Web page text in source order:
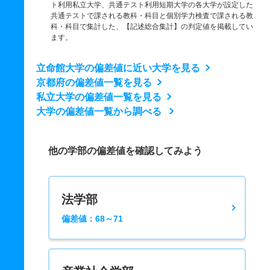
ト利用私立大学、共通テスト利用短期大学の各大学が設定した
共通テストで課される教科・科目と個別学力検査で課される教
科・科目で集計した、【記述総合集計】の判定値を掲載してい
ます。
立命館大学の偏差値に近い大学を見る
京都府の偏差値一覧を見る
私立大学の偏差値一覧を見る
大学の偏差値一覧から調べる
他の学部の偏差値を確認してみよう
法学部
偏差値：68～71